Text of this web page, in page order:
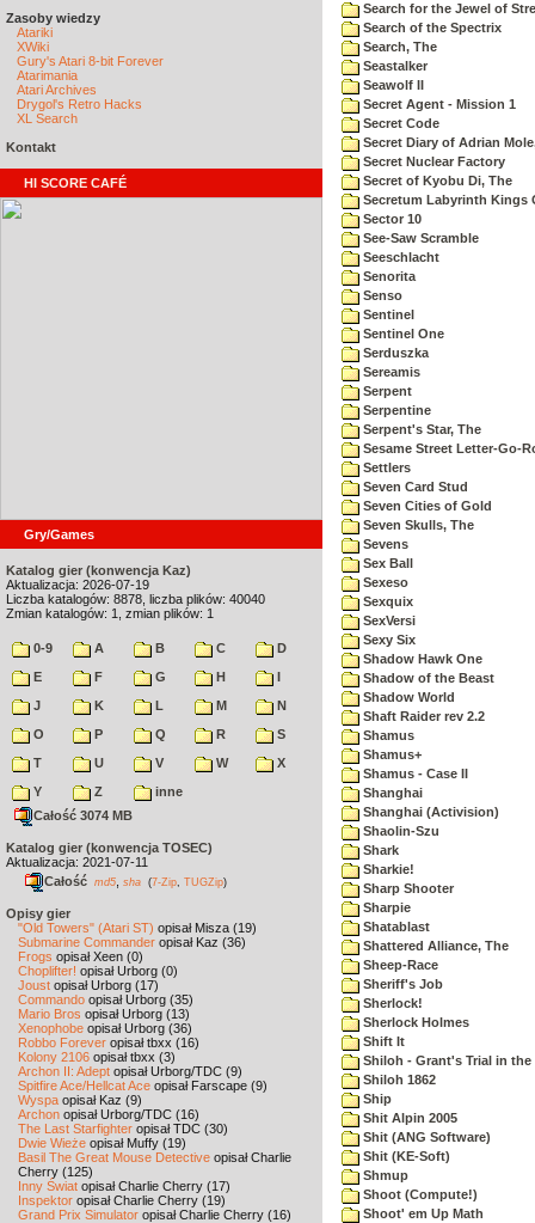
Zasoby wiedzy
Atariki
XWiki
Gury's Atari 8-bit Forever
Atarimania
Atari Archives
Drygol's Retro Hacks
XL Search
Kontakt
HI SCORE CAFÉ
Gry/Games
Katalog gier (konwencja Kaz)
Aktualizacja: 2026-07-19
Liczba katalogów: 8878, liczba plików: 40040
Zmian katalogów: 1, zmian plików: 1
0-9 A B C
D
E
F G H
I
J
K L M
N
O
P Q R
S
T
U V W
X
Y
Z
inne
Całość 3074 MB
Katalog gier (konwencja TOSEC)
Aktualizacja: 2021-07-11
Całość md5 sha (7-Zip TUGZip)
Opisy gier
"Old Towers" (Atari ST) opisał Misza (19)
Submarine Commander opisał Kaz (36)
Frogs opisał Xeen (0)
Choplifter! opisał Urborg (0)
Joust opisał Urborg (17)
Commando opisał Urborg (35)
Mario Bros opisał Urborg (13)
Xenophobe opisał Urborg (36)
Robbo Forever opisał tbxx (16)
Kolony 2106 opisał tbxx (3)
Archon II: Adept opisał Urborg/TDC (9)
Spitfire Ace/Hellcat Ace opisał Farscape (9)
Wyspa opisał Kaz (9)
Archon opisał Urborg/TDC (16)
The Last Starfighter opisał TDC (30)
Dwie Wieże opisał Muffy (19)
Basil The Great Mouse Detective opisał Charlie
Cherry (125)
Inny Świat opisał Charlie Cherry (17)
Inspektor opisał Charlie Cherry (19)
Grand Prix Simulator opisał Charlie Cherry (16)
Search for the Jewel of
Search of the Spectrix
Search, The
Seastalker
Seawolf II
Secret Agent - Mission 1
Secret Code
Secret Diary of Adrian
Secret Nuclear Factory
Secret of Kyobu Di, The
Secretum Labyrinth Kings
Sector 10
See-Saw Scramble
Seeschlacht
Senorita
Senso
Sentinel
Sentinel One
Serduszka
Sereamis
Serpent
Serpentine
Serpent's Star, The
Sesame Street Letter-Go-
Settlers
Seven Card Stud
Seven Cities of Gold
Seven Skulls, The
Sevens
Sex Ball
Sexeso
Sexquix
SexVersi
Sexy Six
Shadow Hawk One
Shadow of the Beast
Shadow World
Shaft Raider rev 2.2
Shamus
Shamus+
Shamus - Case II
Shanghai
Shanghai (Activision)
Shaolin-Szu
Shark
Sharkie!
Sharp Shooter
Sharpie
Shatablast
Shattered Alliance, The
Sheep-Race
Sheriff's Job
Sherlock!
Sherlock Holmes
Shift It
Shiloh - Grant's Trial in the
Shiloh 1862
Ship
Shit Alpin 2005
Shit (ANG Software)
Shit (KE-Soft)
Shmup
Shoot (Compute!)
Shoot' em Up Math